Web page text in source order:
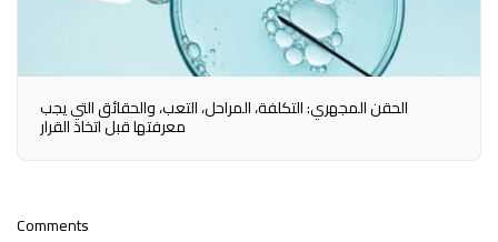
الحقن المجهري: التكلفة، المراحل، التعب، والحقائق التي يجب
معرفتها قبل اتخاذ القرار
Comments